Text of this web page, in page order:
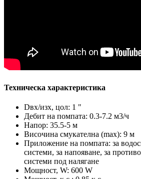
Техническа характеристика
Dвх/изх, цол: 1 "
Дебит на помпата: 0.3-7.2 м3/ч
Напор: 35.5-5 м
Височина смукателна (max): 9 м
Приложение на помпата: за
системи, за напояване, за
системи под налягане
Мощност, W: 600 W